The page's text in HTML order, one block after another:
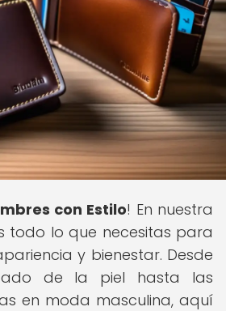
con Estilo! En nuestra
todo lo que necesitas para
y bienestar. Desde
de la piel hasta las
en moda masculina, aquí